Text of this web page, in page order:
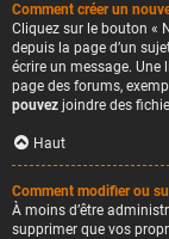
Comment créer un
Cliquez sur le bouton «
depuis la page d’un
écrire un message.
page des forums,
pouvez joindre des
Haut
Comment modifier ou
À moins d’être
supprimer que vos